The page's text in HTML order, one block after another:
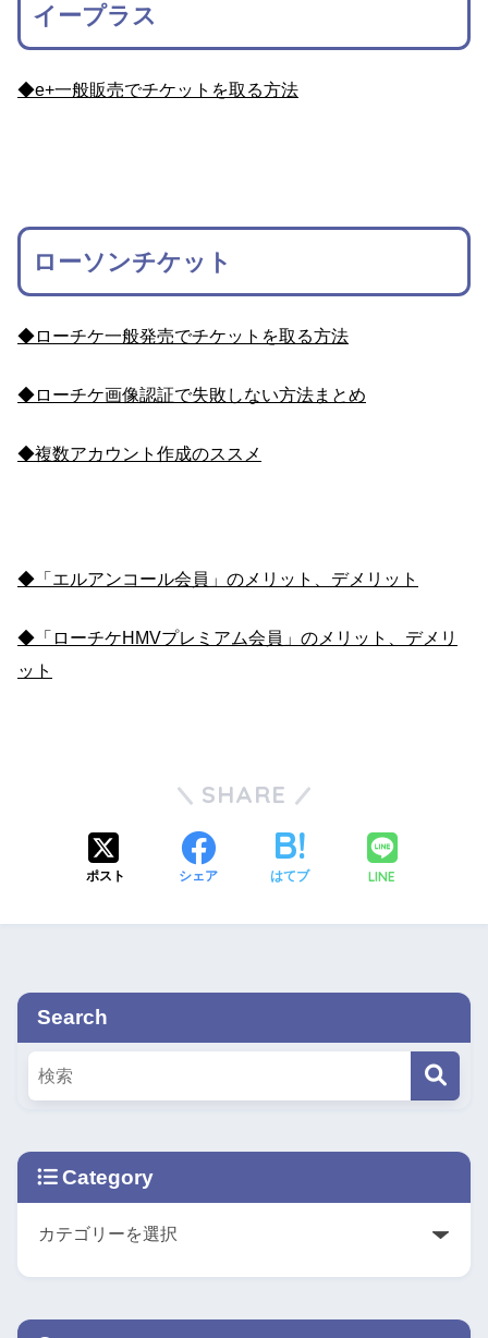
イープラス
◆e+一般販売でチケットを取る方法
ローソンチケット
◆ローチケ一般発売でチケットを取る方法
◆ローチケ画像認証で失敗しない方法まとめ
◆複数アカウント作成のススメ
◆「エルアンコール会員」のメリット、デメリット
◆「ローチケHMVプレミアム会員」のメリット、デメリ
ット
SHARE
ポスト シェア はてブ LINE
Search
Category